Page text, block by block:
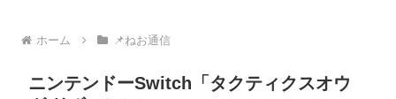
ホーム 📌ねお通信
ニンテンドーSwitch「タクティクスオウ